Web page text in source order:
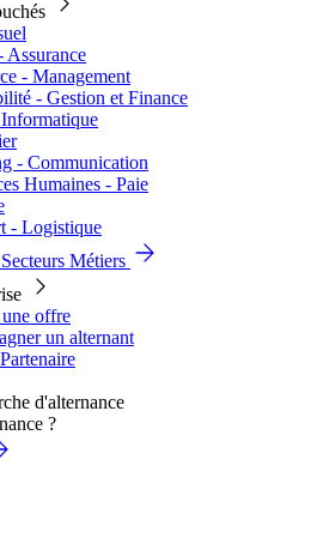
Assurance
- Management
- Gestion et Finance
- Communication
Humaines - Paie
- Logistique
Métiers
offre
un alternant
?